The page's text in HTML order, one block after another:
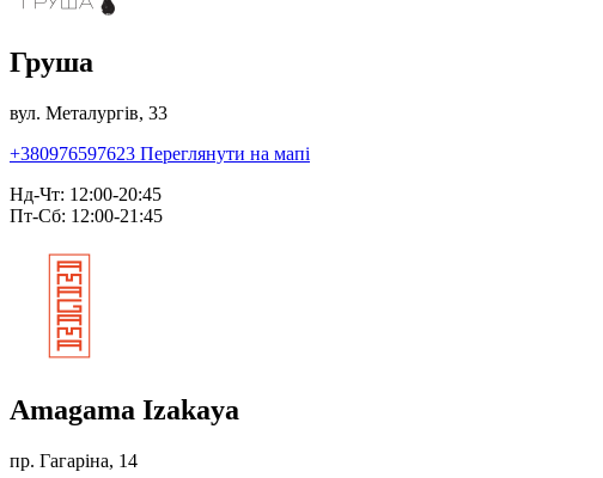
Груша
вул. Металургів, 33
+380976597623 Переглянути на мапі
Нд-Чт: 12:00-20:45
Пт-Сб: 12:00-21:45
Amagama Izakaya
пр. Гагаріна, 14